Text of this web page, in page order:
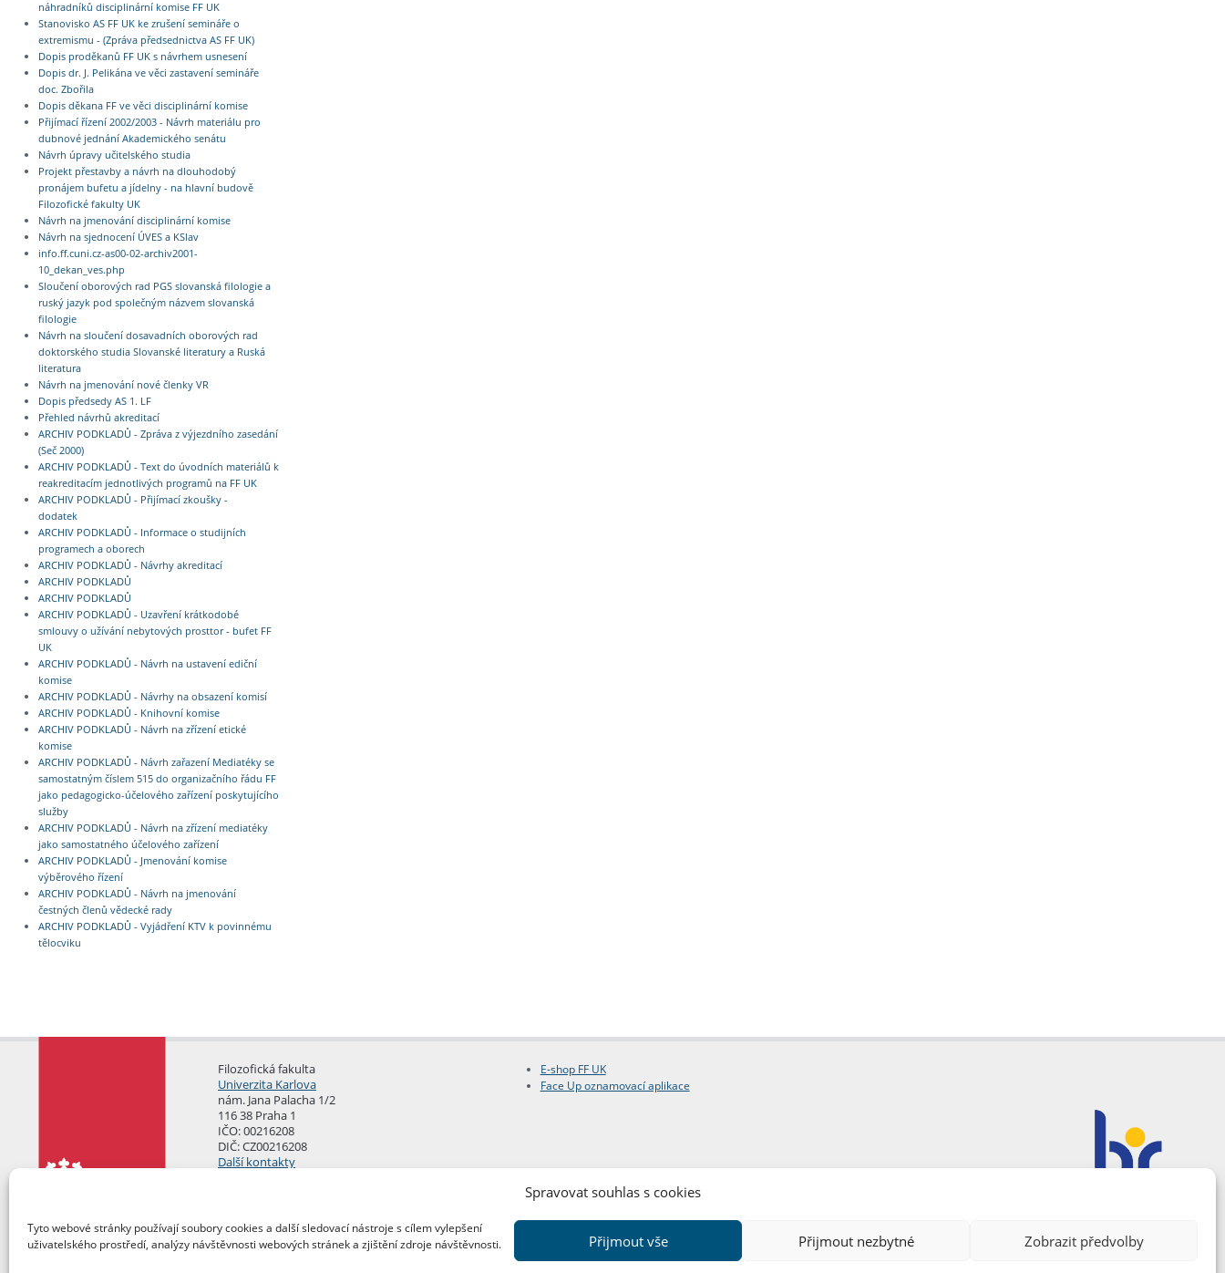
Spravovat souhlas s cookies
Tyto webové stránky používají soubory cookies a další sledovací nástroje s cílem vylepšení
uživatelského prostředí, analýzy návštěvnosti webových stránek a zjištění zdroje návštěvnosti.
Přijmout vše Přijmout nezbytné Zobrazit předvolby
náhradníků disciplinární komise FF UK
Stanovisko AS FF UK ke zrušení semináře o
extremismu - (Zpráva předsednictva AS FF UK)
Dopis proděkanů FF UK s návrhem usnesení
Dopis dr. J. Pelikána ve věci zastavení semináře
doc. Zbořila
Dopis děkana FF ve věci disciplinární komise
Přijímací řízení 2002/2003 - Návrh materiálu pro
dubnové jednání Akademického senátu
Návrh úpravy učitelského studia
Projekt přestavby a návrh na dlouhodobý
pronájem bufetu a jídelny - na hlavní budově
Filozofické fakulty UK
Návrh na jmenování disciplinární komise
Návrh na sjednocení ÚVES a KSlav
info.ff.cuni.cz-as00-02-archiv2001-
10_dekan_ves.php
Sloučení oborových rad PGS slovanská filologie a
ruský jazyk pod společným názvem slovanská
filologie
Návrh na sloučení dosavadních oborových rad
doktorského studia Slovanské literatury a Ruská
literatura
Návrh na jmenování nové členky VR
Dopis předsedy AS 1. LF
Přehled návrhů akreditací
ARCHIV PODKLADŮ - Zpráva z výjezdního zasedání
(Seč 2000)
ARCHIV PODKLADŮ - Text do úvodních materiálů k
reakreditacím jednotlivých programů na FF UK
ARCHIV PODKLADŮ - Přijímací zkoušky -
dodatek
ARCHIV PODKLADŮ - Informace o studijních
programech a oborech
ARCHIV PODKLADŮ - Návrhy akreditací
ARCHIV PODKLADŮ
ARCHIV PODKLADŮ
ARCHIV PODKLADŮ - Uzavření krátkodobé
smlouvy o užívání nebytových prosttor - bufet FF
UK
ARCHIV PODKLADŮ - Návrh na ustavení ediční
komise
ARCHIV PODKLADŮ - Návrhy na obsazení komisí
ARCHIV PODKLADŮ - Knihovní komise
ARCHIV PODKLADŮ - Návrh na zřízení etické
komise
ARCHIV PODKLADŮ - Návrh zařazení Mediatéky se
samostatným číslem 515 do organizačního řádu FF
jako pedagogicko-účelového zařízení poskytujícího
služby
ARCHIV PODKLADŮ - Návrh na zřízení mediatéky
jako samostatného účelového zařízení
ARCHIV PODKLADŮ - Jmenování komise
výběrového řízení
ARCHIV PODKLADŮ - Návrh na jmenování
čestných členů vědecké rady
ARCHIV PODKLADŮ - Vyjádření KTV k povinnému
tělocviku
Filozofická fakulta
Univerzita Karlova
nám. Jana Palacha 1/2
116 38 Praha 1
IČO: 00216208
DIČ: CZ00216208
Další kontakty
E-shop FF UK
Face Up oznamovací aplikace